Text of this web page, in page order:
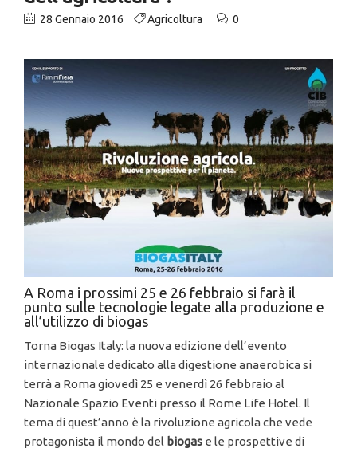
28 Gennaio 2016 Agricoltura 0
A Roma i prossimi 25 e 26 febbraio si farà il
punto sulle tecnologie legate alla produzione e
all’utilizzo di biogas
Torna Biogas Italy: la nuova edizione dell’evento
internazionale dedicato alla digestione anaerobica si
terrà a Roma giovedì 25 e venerdì 26 febbraio al
Nazionale Spazio Eventi presso il Rome Life Hotel. Il
tema di quest’anno è la rivoluzione agricola che vede
protagonista il mondo del biogas e le prospettive di